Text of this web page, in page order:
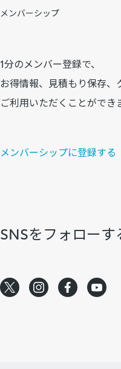
メンバーシップ
1分のメンバー登録で、
お得情報、見積もり保存、
ご利用いただくことができ
メンバーシップに登録する
SNSをフォローす